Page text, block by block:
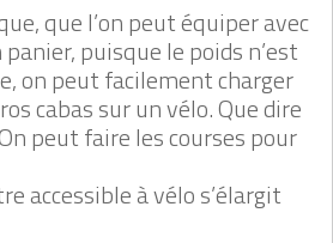
que l’on peut équiper avec
puisque le poids n’est
on peut facilement charger
cabas sur un vélo. Que dire
peut faire les courses pour
accessible à vélo s’élargit